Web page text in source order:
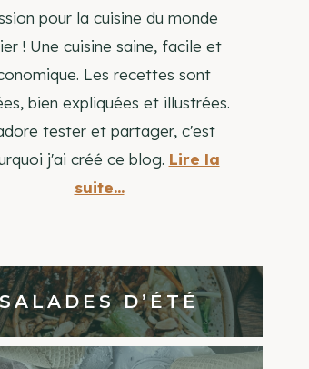
pour la cuisine du monde
! Une cuisine saine, facile et
Les recettes sont
bien expliquées et illustrées.
tester et partager, c'est
j'ai créé ce blog. Lire la
suite...
SALADES D’ÉTÉ